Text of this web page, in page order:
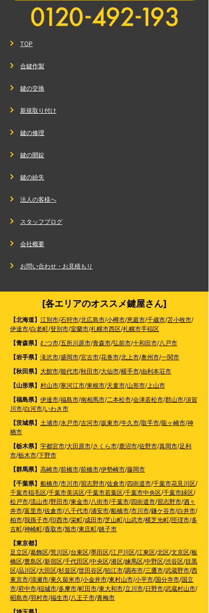
TOP
合鍵作製
鍵の交換
新規取り付け
鍵の修理
鍵の開錠
鍵の紛失
法人の客様へ
スタッフブログ
会社概要
お問い合わせ・お見積もり
[各エリアのオススメ鍵屋さん]
【北海道】 江別市/石狩市/北広島市/小樽市/恵庭市/千歳市/苫小牧市/
伊達市/白老町/登別市/室蘭市/札幌市西区/札幌市手稲区
【青森県】 むつ市/五所川原市/青森市/弘前市/十和田市/八戸市
【岩手県】 滝沢市/盛岡市/宮古市/花巻市/北上市/奥州市/一関市
【秋田県】 大館市/能代市/秋田市/大仙市/横手市/由利本荘市
【山形県】 村山市/寒河江市/東根市/天童市/山形市/上山市
【福島県】 伊達市/福島市/南相馬市/二本松市/会津若松市/郡山市/須賀
川市/白河市/いわき市
【茨城県】 土浦市/水戸市/古河市/坂東市/牛久市/取手市/龍ヶ崎市/神
栖市
【栃木県】 宇都宮市/大田原市/さくら市/鹿沼市/佐野市/真岡市/足利
市/栃木市/下野市
【群馬県】 高崎市/前橋市/前橋市/伊勢崎市/藤岡市
【千葉県】 船橋市/市川市/習志野市/佐倉市/四街道市/千葉市花見川区/
千葉市稲毛区/千葉市美浜区/千葉市若葉区/千葉市中央区/千葉市緑区/
松戸市/流山市/野田市/東金市/八街市/千葉市/四街道市/習志野市/酒々
井市/富里市/佐倉市/八千代市/浦安市/船橋市/市川市/鎌ケ谷市/白井市/
柏市/我孫子市/印西市/栄町/成田市/芝山町/山武市/横芝光町/匝瑳市/多
古町/神崎町/香取市/旭市/東庄町/銚子市
【東京都】
足立区/葛飾区/荒川区/台東区/墨田区/江戸川区/江東区/北区/文京区/板
橋区/豊島区/新宿区/千代田区/中央区/港区/練馬区/中野区/渋谷区/目黒
区/品川区/大田区/杉並区/世田谷区/狛江市/調布市/三鷹市/武蔵野市/西
東京市/清瀬市/東久留米市/小金井市/東村山市/小平市/国分寺市/国立
市/府中市/稲城市/多摩市/町田市/東大和市/立川市/日野市/武蔵村山市/
昭島市/羽村市/福生市/八王子市/青梅市